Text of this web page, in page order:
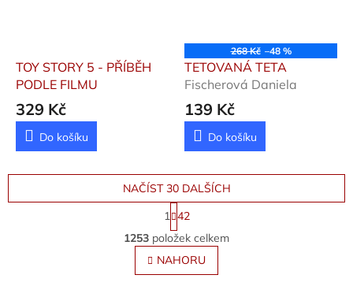
TOY STORY 5 - PŘÍBĚH
PODLE FILMU
329 Kč
Do košíku
268 Kč –48 %
TETOVANÁ TETA
Fischerová Daniela
139 Kč
Do košíku
O
v
l
á
NAČÍST 30 DALŠÍCH
S
t
r
á
n
k
1 42
1253 položek celkem
NAHORU